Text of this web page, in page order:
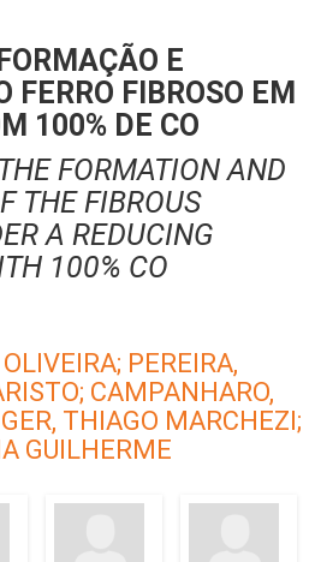
E
FERRO FIBROSO EM
100% DE CO
FORMATION AND
THE FIBROUS
A REDUCING
100% CO
PEREIRA,
CAMPANHARO,
THIAGO MARCHEZI;
GUILHERME